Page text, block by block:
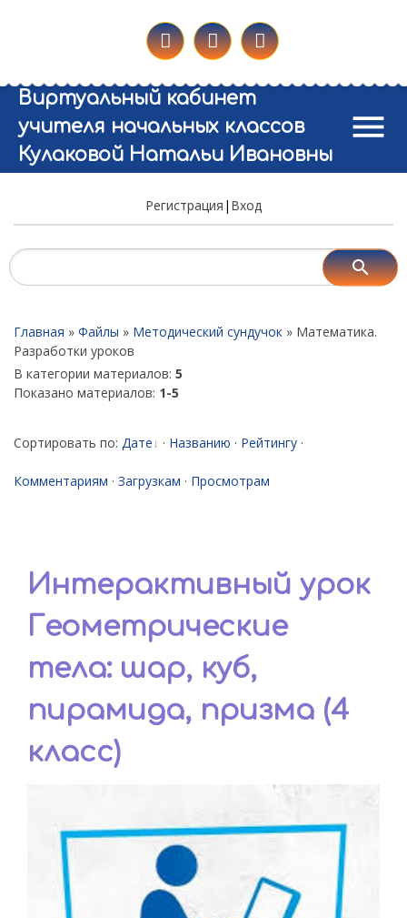
Виртуальный кабинет
учителя начальных классов
Кулаковой Натальи Ивановны
menu
Регистрация | Вход
Главная » Файлы » Методический сундучок » Математика.
Разработки уроков
В категории материалов: 5
Показано материалов: 1-5
Сортировать по: Дате · Названию · Рейтингу ·
Комментариям · Загрузкам · Просмотрам
Интерактивный урок
Геометрические
тела: шар, куб,
пирамида, призма (4
класс)